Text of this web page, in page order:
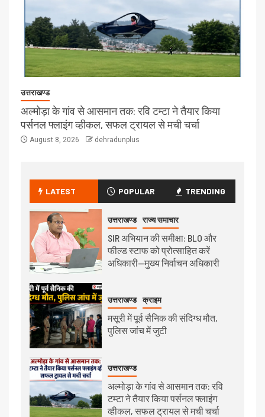
उत्तराखण्ड
अल्मोड़ा के गांव से आसमान तक: रवि टम्टा ने तैयार किया
पर्सनल फ्लाइंग व्हीकल, सफल ट्रायल से मची चर्चा
August 8, 2026 dehradunplus
LATEST POPULAR TRENDING
उत्तराखण्ड राज्य समाचार
SIR अभियान की समीक्षा: BLO और
फील्ड स्टाफ को प्रोत्साहित करें
अधिकारी—मुख्य निर्वाचन अधिकारी
उत्तराखण्ड क्राइम
मसूरी में पूर्व सैनिक की संदिग्ध मौत,
पुलिस जांच में जुटी
उत्तराखण्ड
अल्मोड़ा के गांव से आसमान तक: रवि
टम्टा ने तैयार किया पर्सनल फ्लाइंग
व्हीकल, सफल ट्रायल से मची चर्चा